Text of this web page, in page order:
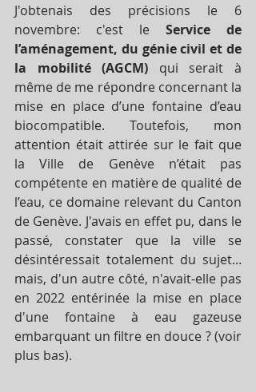
J'obtenais des précisions le 6
novembre: c'est le Service de
l’aménagement, du génie civil et de
la mobilité (AGCM) qui serait à
même de me répondre concernant la
mise en place d’une fontaine d’eau
biocompatible. Toutefois, mon
attention était attirée sur le fait que
la Ville de Genève n’était pas
compétente en matière de qualité de
l’eau, ce domaine relevant du Canton
de Genève. J'avais en effet pu, dans le
passé, constater que la ville se
désintéressait totalement du sujet...
mais, d'un autre côté, n'avait-elle pas
en 2022 entérinée la mise en place
d'une fontaine à eau gazeuse
embarquant un filtre en douce ? (voir
plus bas).